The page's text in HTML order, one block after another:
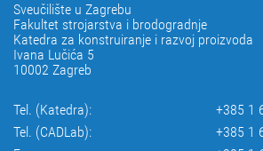
Sveučilište u Zagrebu
Fakultet strojarstva i brodogradnje
Katedra za konstruiranje i razvoj proizvoda
Ivana Lučića 5
10002 Zagreb
Tel. (Katedra):
+385 1
Tel. (CADLab):
+385 1